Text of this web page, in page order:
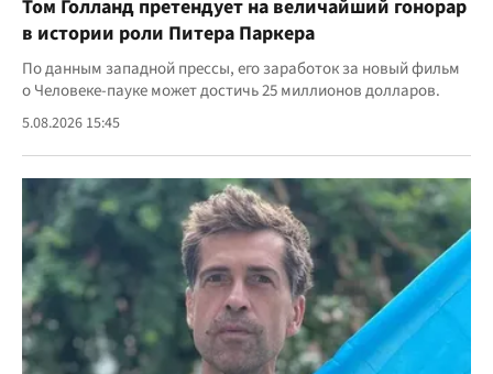
Том Голланд претендует на величайший гонорар
в истории роли Питера Паркера
По данным западной прессы, его заработок за новый фильм
о Человеке-пауке может достичь 25 миллионов долларов.
5.08.2026 15:45